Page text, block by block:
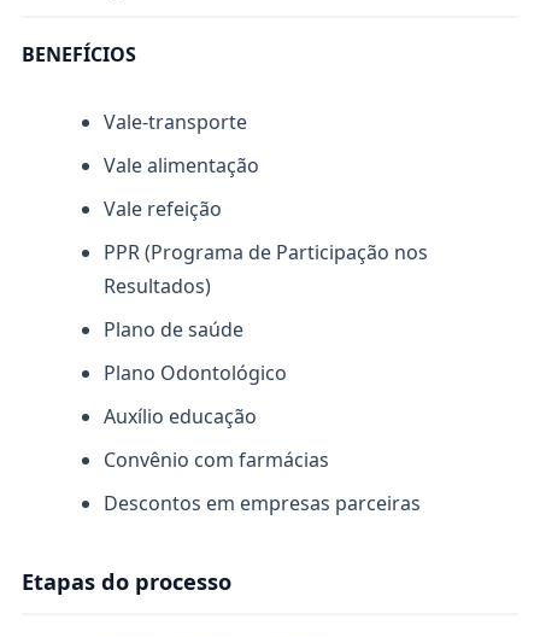
BENEFÍCIOS
Vale-transporte
Vale alimentação
Vale refeição
PPR (Programa de Participação nos
Resultados)
Plano de saúde
Plano Odontológico
Auxílio educação
Convênio com farmácias
Descontos em empresas parceiras
Etapas do processo